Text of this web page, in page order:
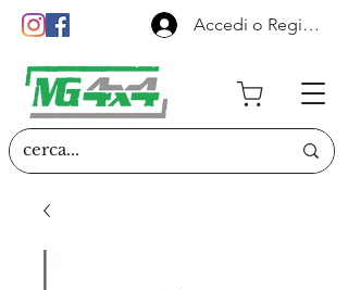
Accedi o Registrati